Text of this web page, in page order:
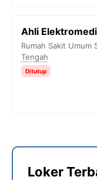
Ahli
Rumah Sakit Umum
Tengah
Ditutup
Loker